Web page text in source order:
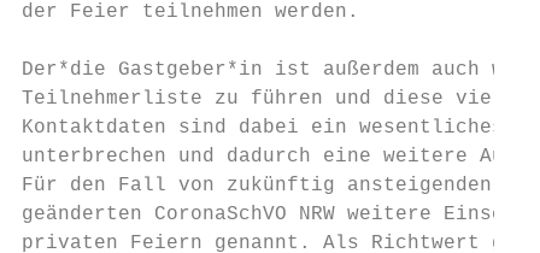
der Feier teilnehmen werden.
Der*die Gastgeber*in ist außerdem auch
Teilnehmerliste zu führen und diese vier
Kontaktdaten sind dabei ein wesentliches
unterbrechen und dadurch eine weitere
Für den Fall von zukünftig ansteigenden
geänderten CoronaSchVO NRW weitere
privaten Feiern genannt. Als Richtwert gilt